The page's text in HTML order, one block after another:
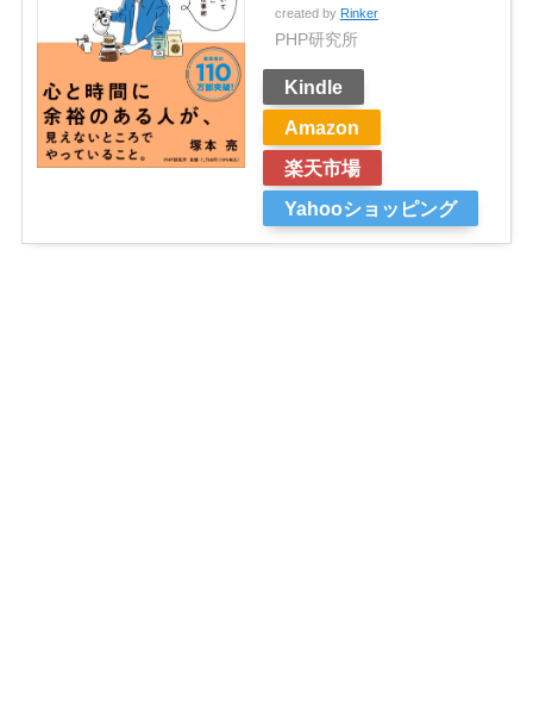
created by Rinker
PHP研究所
Kindle
Amazon
楽天市場
Yahooショッピング